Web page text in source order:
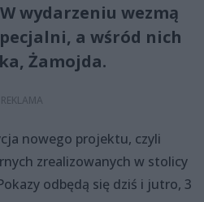
wydarzeniu wezmą
a wśród nich
Żamojda.
nowego projektu, czyli
zrealizowanych w stolicy
odbędą się dziś i jutro, 3